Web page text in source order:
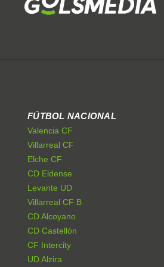
FÚTBOL NACIONAL
Valencia CF
Villarreal CF
Elche CF
CD Eldense
Levante UD
Villarreal CF B
CD Alcoyano
CD Castellón
CF Intercity
UD Alzira